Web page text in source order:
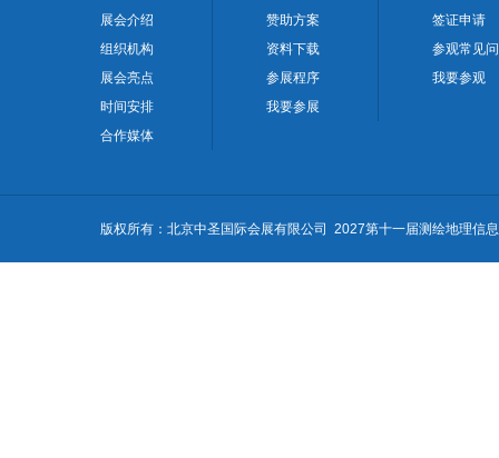
展会介绍
组织机构
展会亮点
时间安排
合作媒体
赞助方案
资料下载
参展程序
我要参展
签证申请
参观常见
我要参观
版权所有：北京中圣国际会展有限公司 2027第十一届测绘地理信